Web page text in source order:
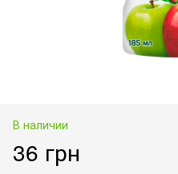
В наличии
36 грн